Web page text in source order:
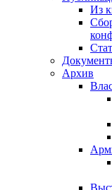
Из
Архив